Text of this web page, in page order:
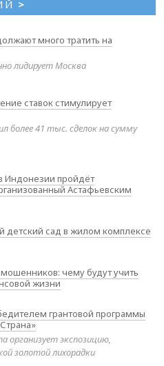
>
много тратить на
лидирует Москва
ставок стимулирует
более 41 тыс. сделок на сумму
Индонезии пройдёт
Астафьевским
детский сад в жилом комплексе
чему будут учить
жизни
грантовой программы
организует экспозицию,
золотой лихорадки